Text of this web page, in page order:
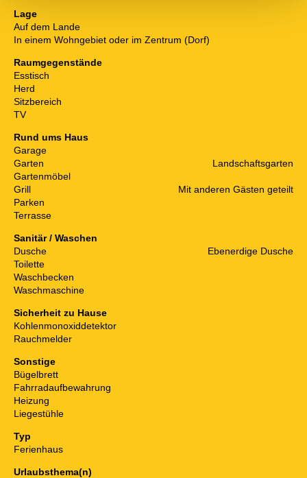
Lage
Auf dem Lande
In einem Wohngebiet oder im Zentrum (Dorf)
Raumgegenstände
Esstisch
Herd
Sitzbereich
TV
Rund ums Haus
Garage
Garten
Landschaftsgarten
Gartenmöbel
Grill
Mit anderen Gästen geteilt
Parken
Terrasse
Sanitär / Waschen
Dusche
Ebenerdige Dusche
Toilette
Waschbecken
Waschmaschine
Sicherheit zu Hause
Kohlenmonoxiddetektor
Rauchmelder
Sonstige
Bügelbrett
Fahrradaufbewahrung
Heizung
Liegestühle
Typ
Ferienhaus
Urlaubsthema(n)